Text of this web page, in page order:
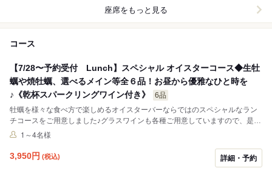
座席をもっと見る
コース
【7/28〜予約受付 Lunch】スペシャル オイスターコース◆生牡
蠣や焼牡蠣、選べるメイン等全６品！お昼から優雅なひと時を
♪《乾杯スパークリングワイン付き》
6品
牡蠣を様々な食べ方で楽しめるオイスターバーならではのスペシャルなラン
チコースをご用意しました♪グラスワインも各種ご用意していますので、是非
ワインペアリングしてお楽しみ下さい♪
1～4名様
3,950円 (税込) 詳細・予約